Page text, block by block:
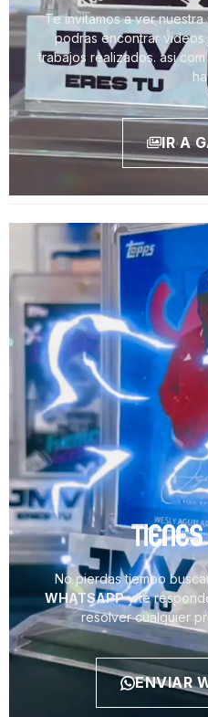
Te invitamos a ver nuestra
podras encontrar
trabajos realizados. asi
IR A
No pierdas tiempo
WHATSAPPy te
resolver cualquier
ENVIAR